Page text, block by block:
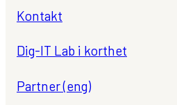
Kontakt
Dig-IT Lab i korthet
Partner (eng)